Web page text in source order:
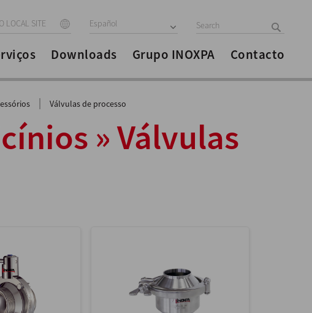
LOCAL SITE Español
Downloads Grupo INOXPA Contacto
| Válvulas de processo
» Válvulas